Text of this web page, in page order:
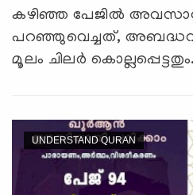
കഴിഞ്ഞ പേജില്‍
പറഞ്ഞുവെച്ചത്,
മൂലം ചിലര്‍
UNDERSTAND QURAN